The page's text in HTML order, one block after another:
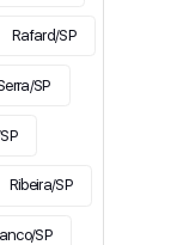
Rafard/SP
SP
Ribeira/SP
SP